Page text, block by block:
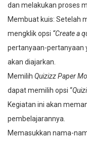
dan melakukan proses
Membuat kuis: Setelah
mengklik opsi “Create a
pertanyaan-pertanyaan
akan diajarkan.
Memilih Quizizz Paper
dapat memilih opsi “
Kegiatan ini akan
pembelajarannya.
Memasukkan nama-